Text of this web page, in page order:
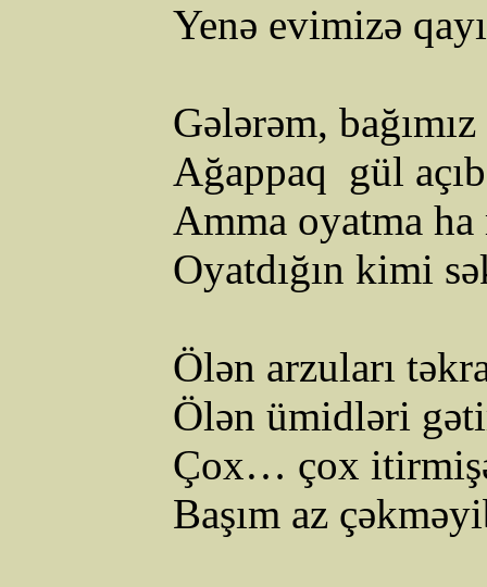
Yenə evimizə
Gələrəm, bağımız
Ağappaq gül
Amma oyatma
Oyatdığın kimi
Ölən arzuları
Ölən ümidləri
Çox… çox
Başım az